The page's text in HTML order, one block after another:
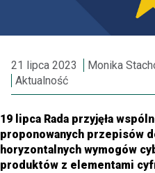
21 lipca 2023
Monika
Aktualność
19 lipca Rada przyjęła
proponowanych przepisów
horyzontalnych wymogów
produktów z elementami